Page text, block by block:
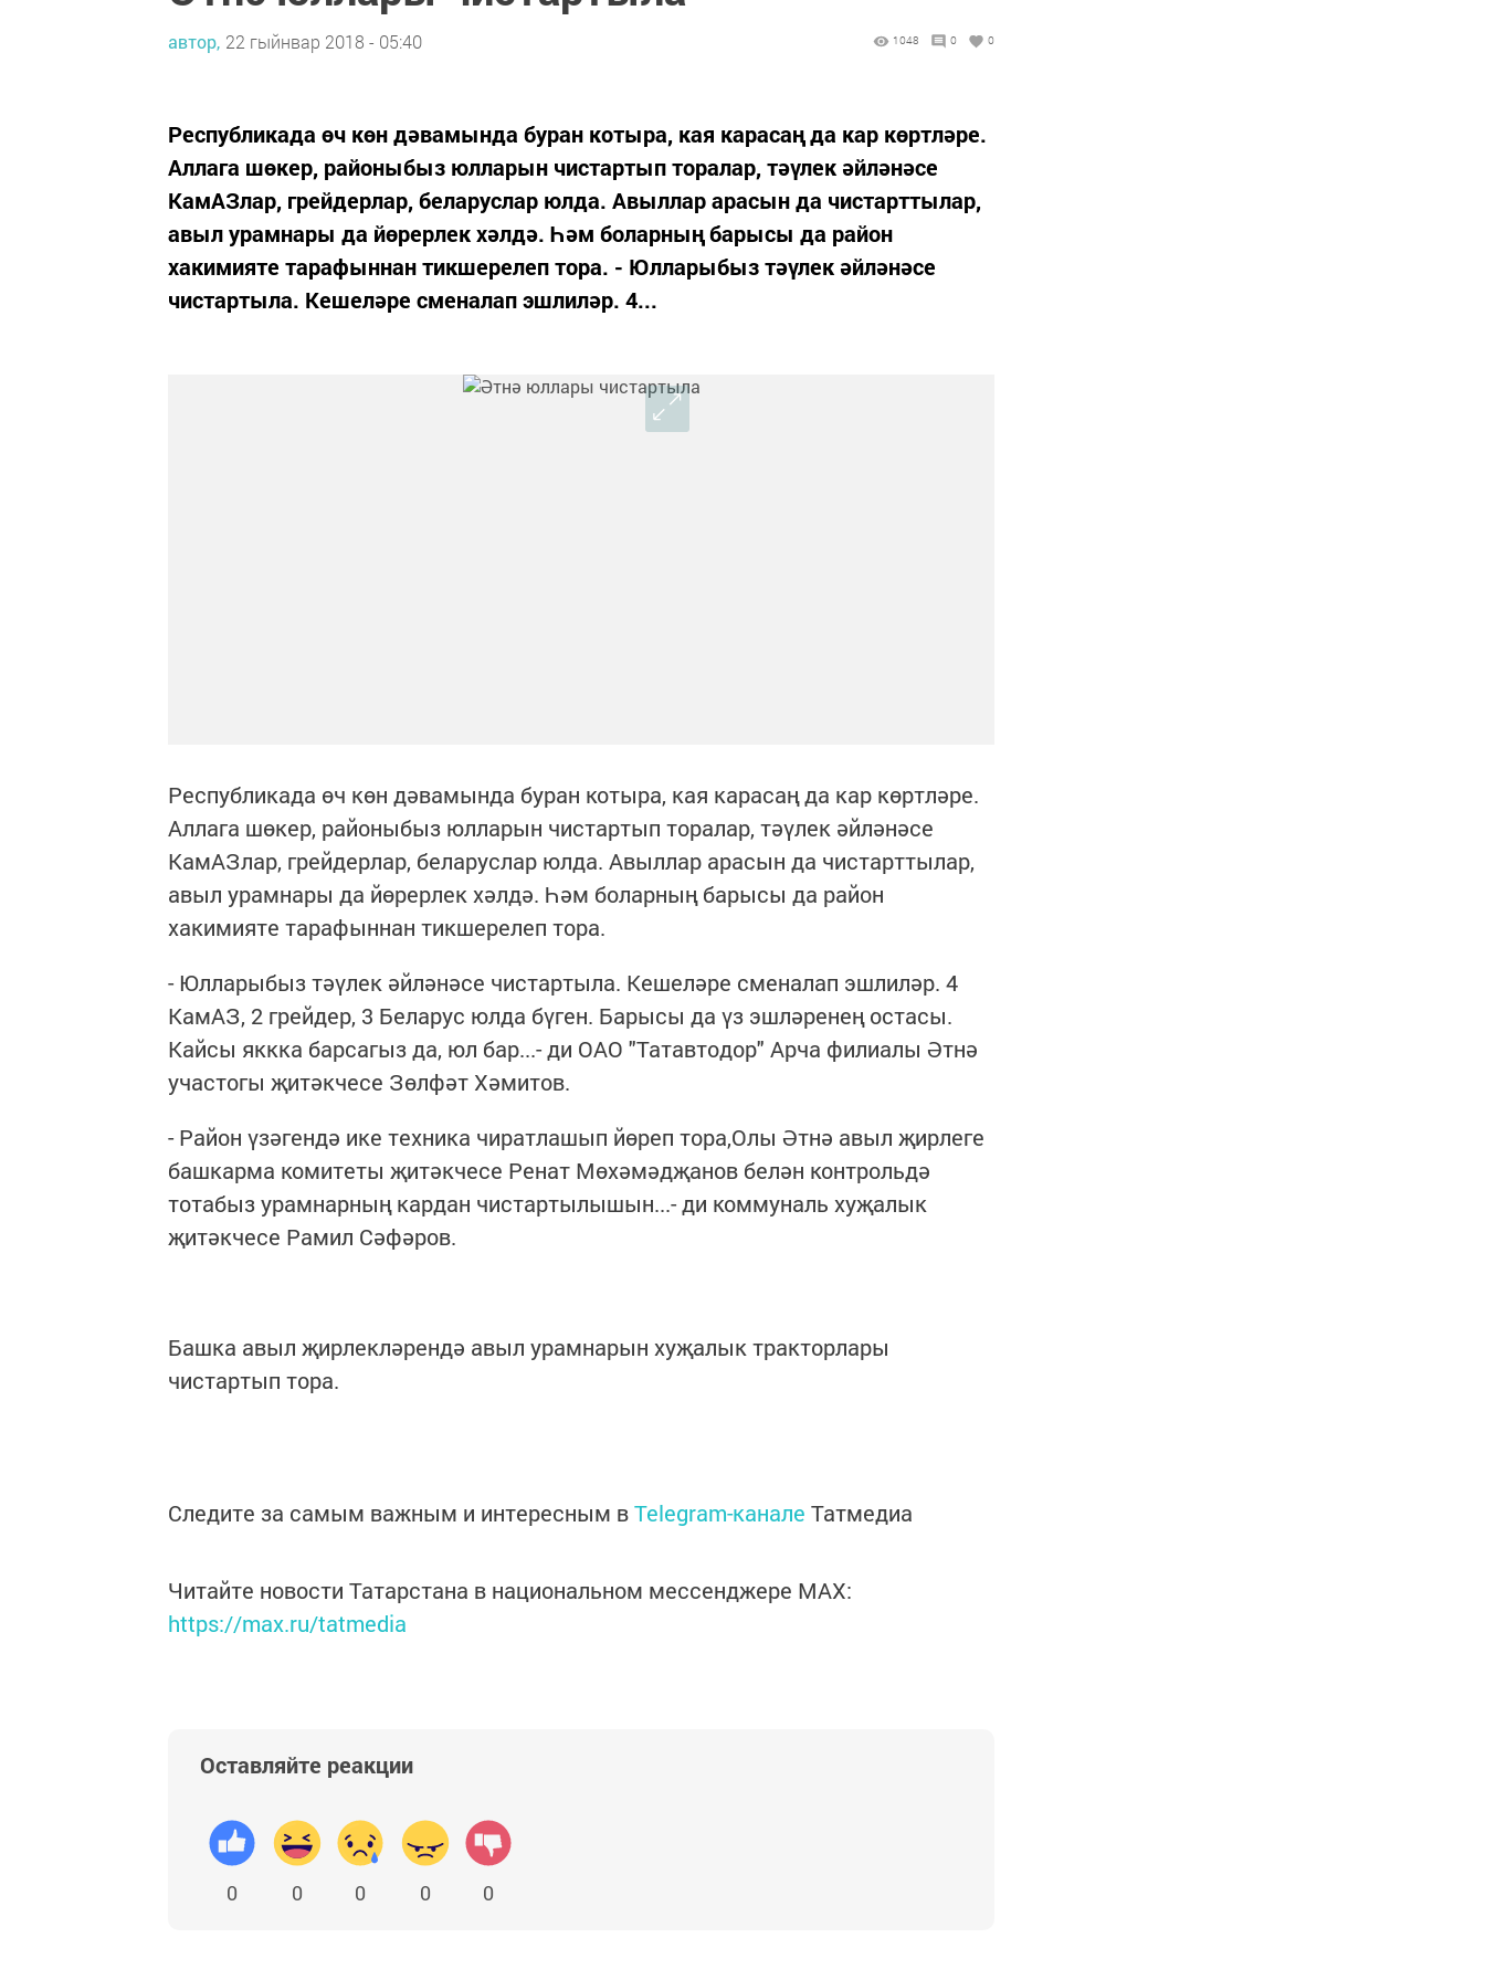
автор, 22 гыйнвар 2018 - 05:40 1048 0 0
Республикада өч көн дәвамында буран котыра, кая карасаң да кар көртләре.
Аллага шөкер, районыбыз юлларын чистартып торалар, тәүлек әйләнәсе
КамАЗлар, грейдерлар, беларуслар юлда. Авыллар арасын да чистарттылар,
авыл урамнары да йөрерлек хәлдә. Һәм боларның барысы да район
хакимияте тарафыннан тикшерелеп тора. - Юлларыбыз тәүлек әйләнәсе
чистартыла. Кешеләре сменалап эшлиләр. 4...
Республикада өч көн дәвамында буран котыра, кая карасаң да кар көртләре.
Аллага шөкер, районыбыз юлларын чистартып торалар, тәүлек әйләнәсе
КамАЗлар, грейдерлар, беларуслар юлда. Авыллар арасын да чистарттылар,
авыл урамнары да йөрерлек хәлдә. Һәм боларның барысы да район
хакимияте тарафыннан тикшерелеп тора.
- Юлларыбыз тәүлек әйләнәсе чистартыла. Кешеләре сменалап эшлиләр. 4
КамАЗ, 2 грейдер, 3 Беларус юлда бүген. Барысы да үз эшләренең остасы.
Кайсы яккка барсагыз да, юл бар...- ди ОАО "Татавтодор" Арча филиалы Әтнә
участогы җитәкчесе Зөлфәт Хәмитов.
- Район үзәгендә ике техника чиратлашып йөреп тора,Олы Әтнә авыл җирлеге
башкарма комитеты җитәкчесе Ренат Мөхәмәдҗанов белән контрольдә
тотабыз урамнарның кардан чистартылышын...- ди коммуналь хуҗалык
җитәкчесе Рамил Сәфәров.
Башка авыл җирлекләрендә авыл урамнарын хуҗалык тракторлары
чистартып тора.
Следите за самым важным и интересным вTelegram-канале Татмедиа
Читайте новости Татарстана в национальном мессенджере MАХ:
https://max.ru/tatmedia
Оставляйте реакции
0 0 0 0 0